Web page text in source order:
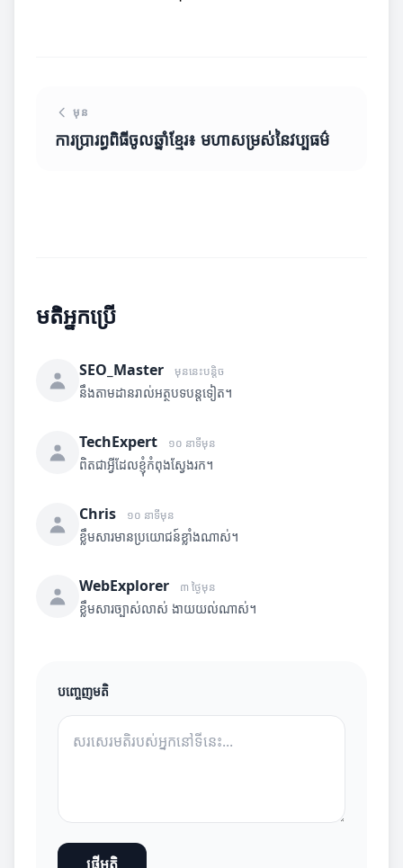
មុន
ការប្រារព្ធពិធីចូលឆ្នាំខ្មែរ៖ មហាសម្រស់នៃវប្បធម៌
មតិអ្នកប្រើ
SEO_Master មុននេះបន្តិច
នឹងតាមដានរាល់អត្ថបទបន្តទៀត។
TechExpert ១០ នាទីមុន
ពិតជាអ្វីដែលខ្ញុំកំពុងស្វែងរក។
Chris ១០ នាទីមុន
ខ្លឹមសារមានប្រយោជន៍ខ្លាំងណាស់។
WebExplorer ៣ ថ្ងៃមុន
ខ្លឹមសារច្បាស់លាស់ ងាយយល់ណាស់។
បញ្ចេញមតិ